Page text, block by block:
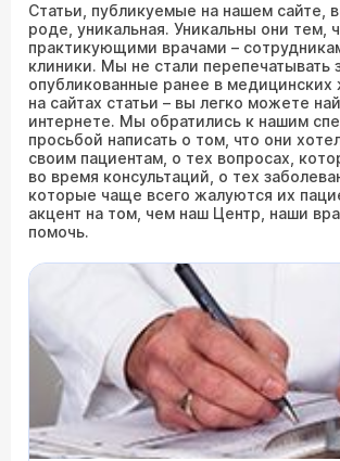
Статьи, публикуемые на нашем сайте,
роде, уникальная. Уникальны они тем,
практикующими врачами –
клиники. Мы не стали перепечатывать
опубликованные ранее в медицинских
на сайтах статьи – вы легко можете
интернете. Мы обратились к нашим
просьбой написать о том, что они
своим пациентам, о тех вопросах,
во время консультаций, о тех
которые чаще всего жалуются их
акцент на том, чем наш Центр, наши
помочь.